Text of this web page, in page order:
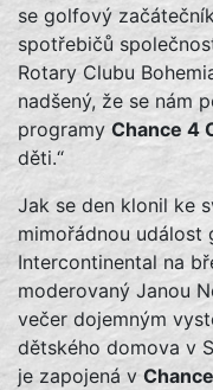
se golfový
spotřebičů
Rotary Clubu
nadšený, že se nám
programy Chance 4
děti.“
Jak se den klonil ke
mimořádnou událost
Intercontinental na
moderovaný Janou
večer dojemným
dětského domova v
je zapojená v